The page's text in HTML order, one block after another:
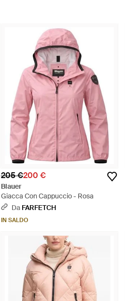
205 €200 €
Blauer
Giacca Con Cappuccio - Rosa
Da FARFETCH
IN SALDO